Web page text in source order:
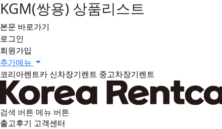
KGM(쌍용) 상품리스트
본문 바로가기
로그인
회원가입
추가메뉴
코리아렌트카 신차장기렌트 중고차장기렌트
검색 버튼 메뉴 버튼
출고후기 고객센터